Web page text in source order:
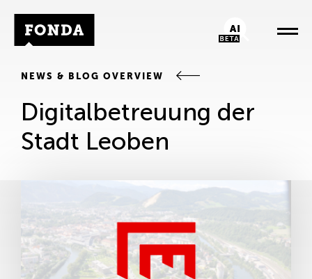
Fonda Logo AI-Chatbot
NEWS & BLOG OVERVIEW
Digitalbetreuung der
Stadt Leoben